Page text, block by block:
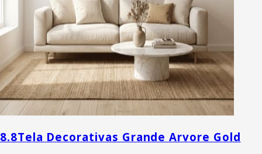
8.8Tela Decorativas Grande Arvore Gold